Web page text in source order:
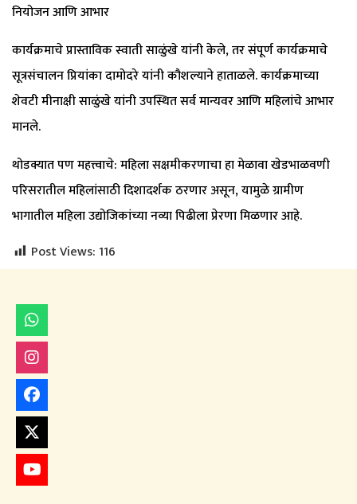
नियोजन आणि आभार
कार्यक्रमाचे प्रास्ताविक स्वाती साळुंखे यांनी केले, तर संपूर्ण कार्यक्रमाचे
सूत्रसंचालन प्रियांका दामोदरे यांनी कौशल्याने हाताळले. कार्यक्रमाच्या
शेवटी मीनाक्षी साळुंखे यांनी उपस्थित सर्व मान्यवर आणि महिलांचे आभार
मानले.
थोडक्यात पण महत्त्वाचे: महिला सक्षमीकरणाचा हा मेळावा खेडभाळवणी
परिसरातील महिलांसाठी दिशादर्शक ठरणार असून, यामुळे ग्रामीण
भागातील महिला उद्योजिकांच्या नव्या पिढीला प्रेरणा मिळणार आहे.
Post Views: 116